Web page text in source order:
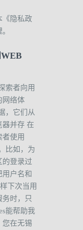
《隐私政
WEB
索者向用
网络体
，它们从
器并存 在
使用
比如，为
的登录过
户名和
下次当用
务时，只
能帮助我
您在无锡